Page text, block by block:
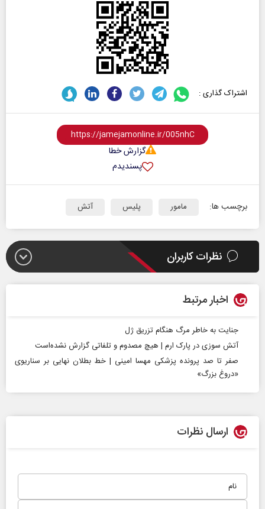
اشتراک گذاری :
گزارش خطا
پسندیدم
برچسب ها: مامور پلیس آتش
نظرات کاربران
اخبار مرتبط
جنایت به خاطر مرگ هنگام تزریق ژل
آتش‌ سوزی در پارک ارم | هیچ مصدوم و تلفاتی گزارش نشده‌است
صفر تا صد پرونده پزشکی مهسا امینی | خط بطلان نهایی بر سناریوی
«دروغ بزرگ»
ارسال نظرات